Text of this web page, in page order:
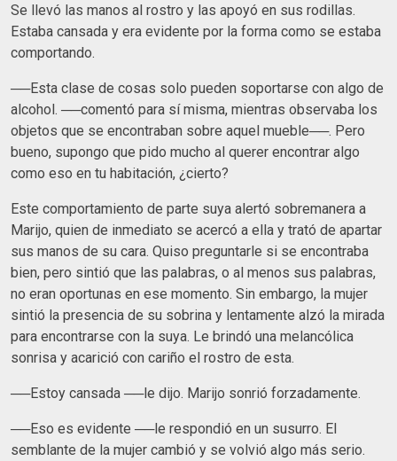
Se llevó las manos al rostro y las apoyó en sus rodillas.
Estaba cansada y era evidente por la forma como se estaba
comportando.
──Esta clase de cosas solo pueden soportarse con algo de
alcohol. ──comentó para sí misma, mientras observaba los
objetos que se encontraban sobre aquel mueble──. Pero
bueno, supongo que pido mucho al querer encontrar algo
como eso en tu habitación, ¿cierto?
Este comportamiento de parte suya alertó sobremanera a
Marijo, quien de inmediato se acercó a ella y trató de apartar
sus manos de su cara. Quiso preguntarle si se encontraba
bien, pero sintió que las palabras, o al menos sus palabras,
no eran oportunas en ese momento. Sin embargo, la mujer
sintió la presencia de su sobrina y lentamente alzó la mirada
para encontrarse con la suya. Le brindó una melancólica
sonrisa y acarició con cariño el rostro de esta.
──Estoy cansada ──le dijo. Marijo sonrió forzadamente.
──Eso es evidente ──le respondió en un susurro. El
semblante de la mujer cambió y se volvió algo más serio.